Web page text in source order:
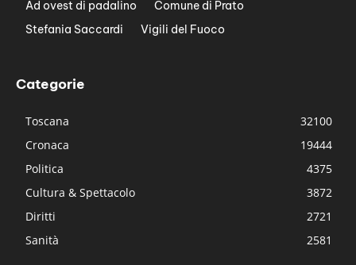
Ad ovest di padalino
Comune di Prato
Stefania Saccardi
Vigili del Fuoco
Categorie
Toscana
32100
Cronaca
19444
Politica
4375
Cultura & Spettacolo
3872
Diritti
2721
Sanità
2581